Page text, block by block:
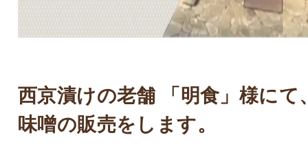
西京漬けの老舗 「明食」様にて
味噌の販売をします。